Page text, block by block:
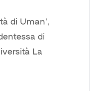
di Uman’,
di
La